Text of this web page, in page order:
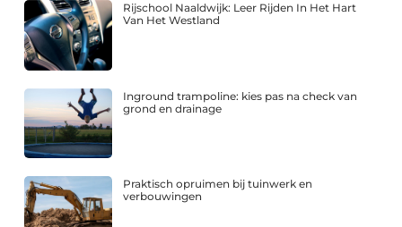
Rijschool Naaldwijk: Leer Rijden In Het Hart
Van Het Westland
Inground trampoline: kies pas na check van
grond en drainage
Praktisch opruimen bij tuinwerk en
verbouwingen